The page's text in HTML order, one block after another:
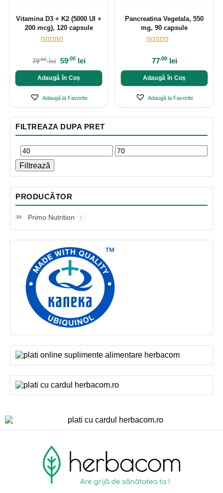
FILTREAZA DUPA PRET
Filtrează
PRODUCĂTOR
Primo Nutrition 2
Vitamina D3 + K2 (5000 UI +
200 mcg), 120 capsule
79.00 lei 59.00 lei
Adaugă în Coș
Adaugă la Favorite
Pancreatina Vegetala, 550
mg, 90 capsule
77.00 lei
Adaugă în Coș
Adaugă la Favorite